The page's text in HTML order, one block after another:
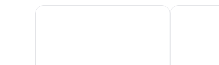
Chambre
HOTEL EXCELSIOR BARI – BY FARACE HOTELSBoston Hotel